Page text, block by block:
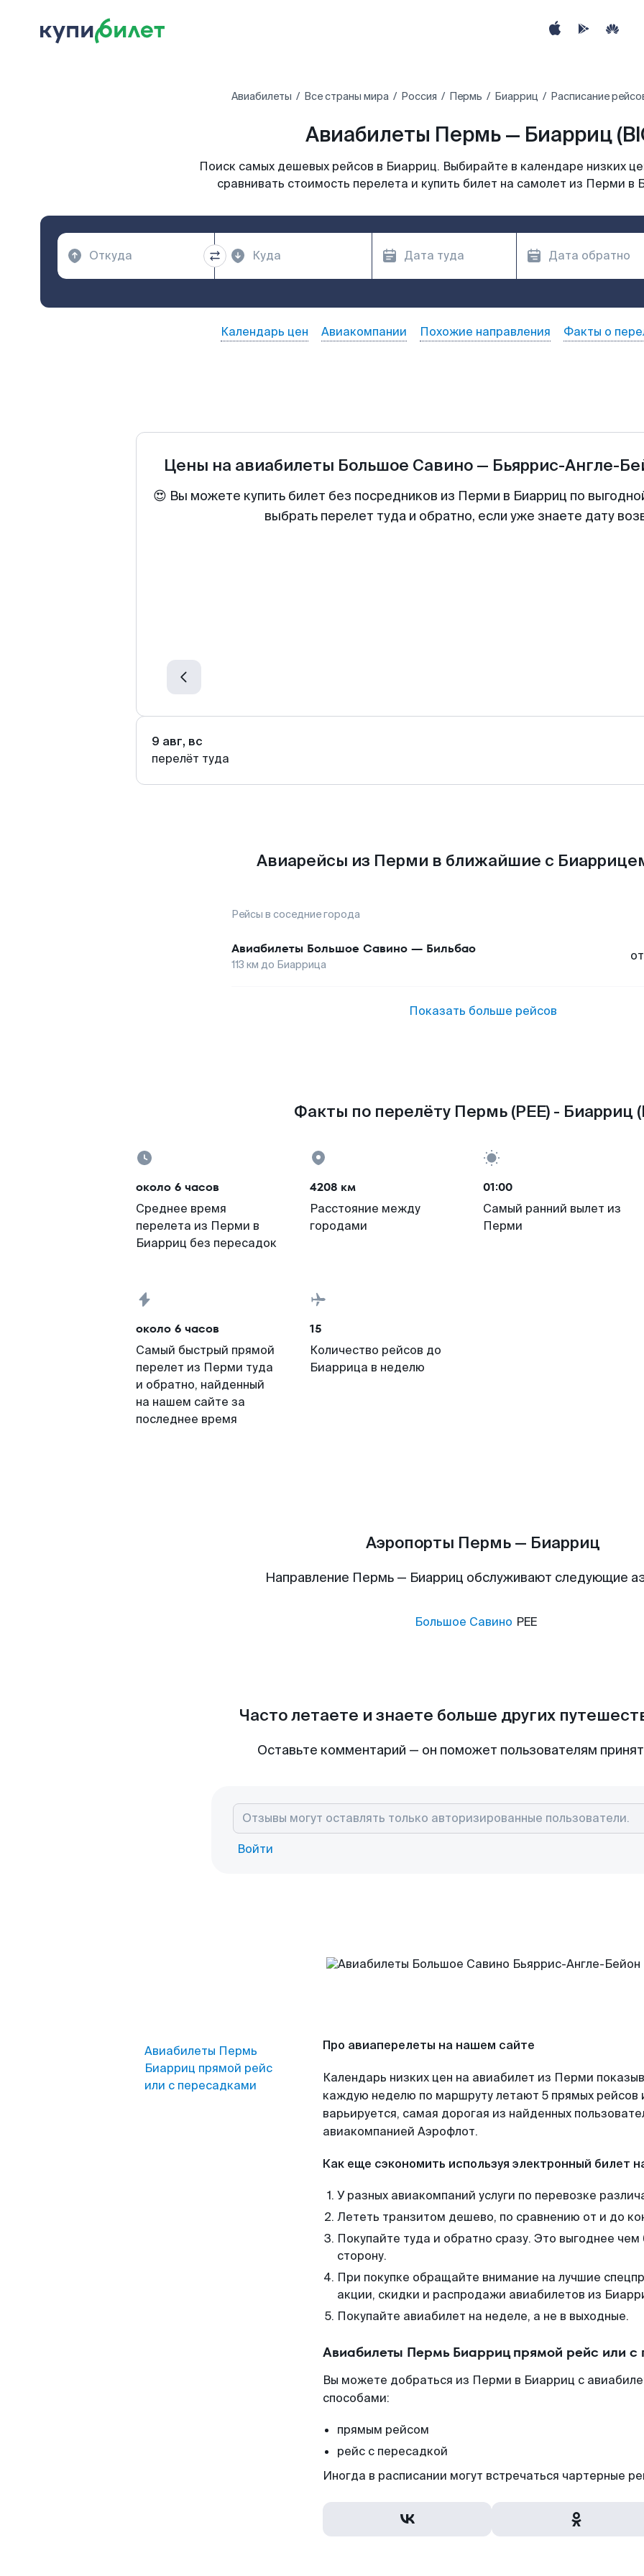
Авиабилеты Все страны мира Россия Пермь Биарриц Расписание
Авиабилеты Пермь — Биарриц
Поиск самых дешевых рейсов в Биарриц. Выбирайте в календаре низких
сравнивать стоимость перелета и купить билет на самолет из Перми в
Календарь цен Авиакомпании Похожие направления Факты о
Цены на авиабилеты Большое Савино — Бьяррис-Англе-
😍 Вы можете купить билет без посредников из Перми в Биарриц по
выбрать перелет туда и обратно, если уже знаете дату
9 авг, вс
перелёт туда
Авиарейсы из Перми в ближайшие с
Рейсы в соседние города
Авиабилеты Большое Савино — Бильбао
113 км до Биаррица
от
Показать больше рейсов
Факты по перелёту Пермь (PEE) - Биарриц
около 6 часов
Среднее время
перелета из Перми в
Биарриц без пересадок
4208 км
Расстояние между
городами
01:00
Самый ранний вылет из
Перми
около 6 часов
Самый быстрый прямой
перелет из Перми туда
и обратно, найденный
на нашем сайте за
последнее время
15
Количество рейсов до
Биаррица в неделю
Аэропорты Пермь — Биарриц
Направление Пермь — Биарриц обслуживают следующие
Большое Савино PEE
Часто летаете и знаете больше других
Оставьте комментарий — он поможет пользователям
Войти
Авиабилеты Пермь
Биарриц прямой рейс
или с пересадками
Про авиаперелеты на нашем сайте
Календарь низких цен на авиабилет из Перми
каждую неделю по маршруту летают 5 прямых рейсов
варьируется, самая дорогая из найденных
авиакомпанией Аэрофлот.
Как еще сэкономить используя электронный билет
У разных авиакомпаний услуги по перевозке
Лететь транзитом дешево, по сравнению от и до
Покупайте туда и обратно сразу. Это выгоднее
сторону.
При покупке обращайте внимание на лучшие
акции, скидки и распродажи авиабилетов из
Покупайте авиабилет на неделе, а не в выходные.
Авиабилеты Пермь Биарриц прямой рейс или с
Вы можете добраться из Перми в Биарриц с
способами:
прямым рейсом
рейс с пересадкой
Иногда в расписании могут встречаться чартерные